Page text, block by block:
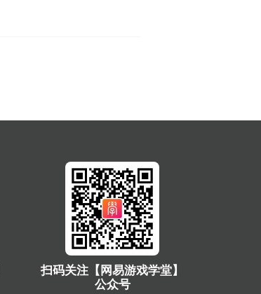
扫码关注【网易游戏学堂】
公众号